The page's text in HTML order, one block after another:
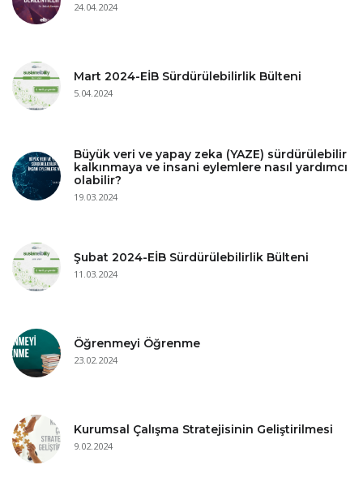
24.04.2024
Mart 2024-EİB Sürdürülebilirlik Bülteni
5.04.2024
Büyük veri ve yapay zeka (YAZE) sürdürülebilir
kalkınmaya ve insani eylemlere nasıl yardımcı
olabilir?
19.03.2024
Şubat 2024-EİB Sürdürülebilirlik Bülteni
11.03.2024
Öğrenmeyi Öğrenme
23.02.2024
Kurumsal Çalışma Stratejisinin Geliştirilmesi
9.02.2024